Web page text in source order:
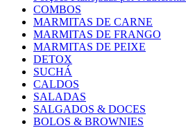
COMBOS
MARMITAS DE CARNE
MARMITAS DE FRANGO
MARMITAS DE PEIXE
DETOX
SUCHÁ
CALDOS
SALADAS
SALGADOS & DOCES
BOLOS & BROWNIES